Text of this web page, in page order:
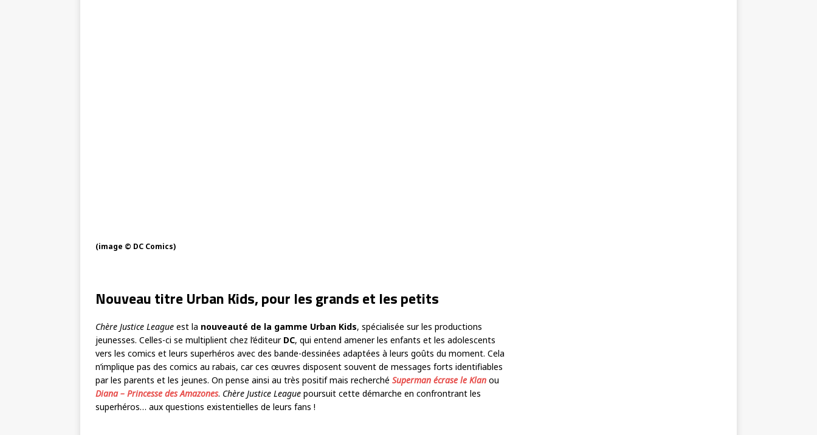
(image © DC Comics)
Nouveau titre Urban Kids, pour les grands et les petits
Chère Justice League est la nouveauté de la gamme Urban Kids, spécialisée sur les productions
jeunesses. Celles-ci se multiplient chez l’éditeur DC, qui entend amener les enfants et les adolescents
vers les comics et leurs superhéros avec des bande-dessinées adaptées à leurs goûts du moment. Cela
n’implique pas des comics au rabais, car ces œuvres disposent souvent de messages forts identifiables
par les parents et les jeunes. On pense ainsi au très positif mais recherché Superman écrase le Klan ou
Diana – Princesse des Amazones. Chère Justice League poursuit cette démarche en confrontrant les
superhéros… aux questions existentielles de leurs fans !